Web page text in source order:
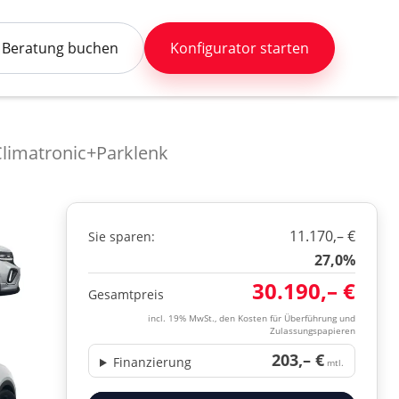
Beratung buchen Konfigurator starten
Sie sparen:
11.170,– €
27,0%
Gesamtpreis 30.190,– €
incl. 19% MwSt., den Kosten für Überführung und
Zulassungspapieren
203,– € mtl.
Finanzierung